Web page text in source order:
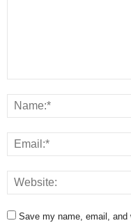
Save my name, email, and